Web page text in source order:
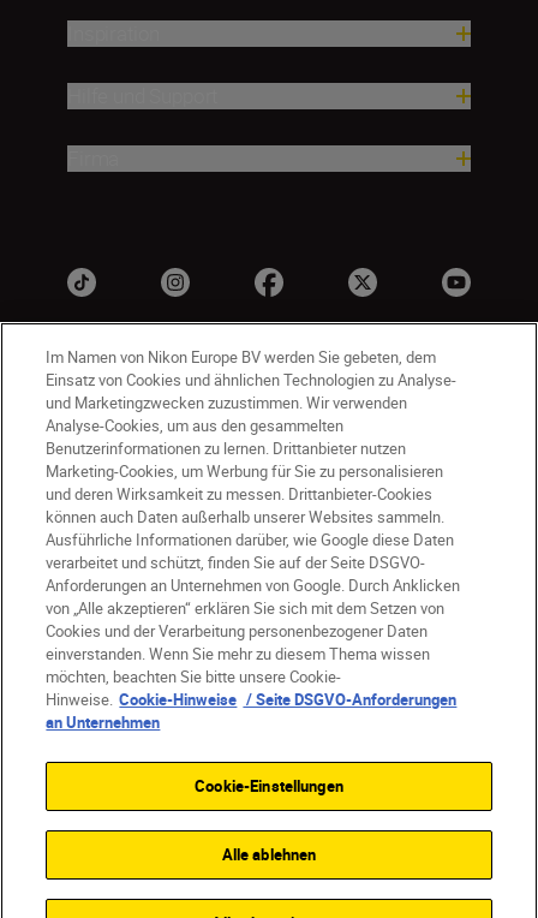
DE Nikon Sites
Kontakt
Datenschutzhinweis
Nutzungsbedingungen
Geschäftsbedingungen des Nikon Stores
Cookie-Hinweise
Barrierefreiheit
Cookie-Einstellungen
© 2026 Nikon
Im Namen von Nikon Europe BV werden Sie gebeten, dem
Einsatz von Cookies und ähnlichen Technologien zu Analyse-
und Marketingzwecken zuzustimmen. Wir verwenden
Analyse-Cookies, um aus den gesammelten
Benutzerinformationen zu lernen. Drittanbieter nutzen
Marketing-Cookies, um Werbung für Sie zu personalisieren
und deren Wirksamkeit zu messen. Drittanbieter-Cookies
können auch Daten außerhalb unserer Websites sammeln.
Ausführliche Informationen darüber, wie Google diese Daten
verarbeitet und schützt, finden Sie auf der Seite DSGVO-
Anforderungen an Unternehmen von Google. Durch Anklicken
von „Alle akzeptieren“ erklären Sie sich mit dem Setzen von
Cookies und der Verarbeitung personenbezogener Daten
einverstanden. Wenn Sie mehr zu diesem Thema wissen
möchten, beachten Sie bitte unsere Cookie-
Hinweise. Cookie-Hinweise / Seite DSGVO-Anforderungen
an Unternehmen
Cookie-Einstellungen
Alle ablehnen